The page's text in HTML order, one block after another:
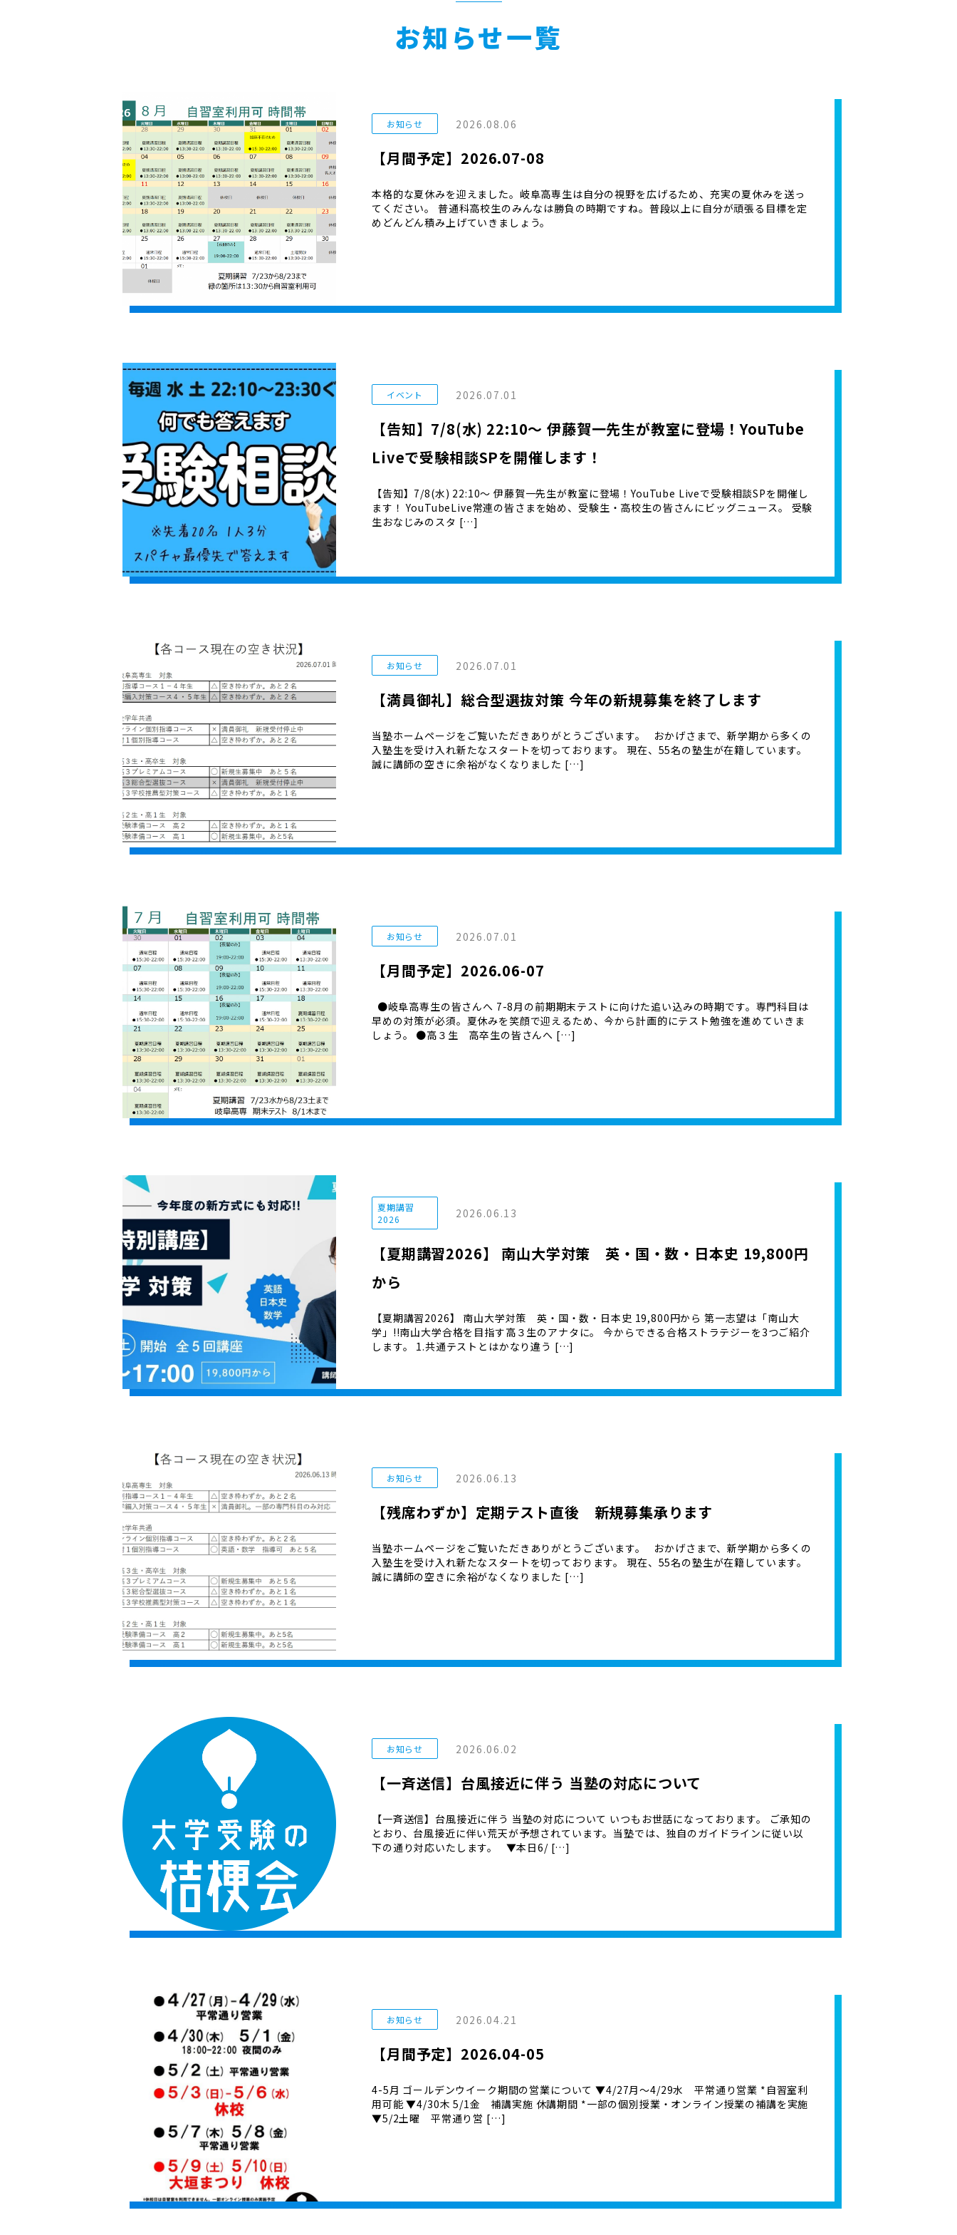
お知らせ一覧
お知らせ 2026.08.06
【月間予定】2026.07-08
本格的な夏休みを迎えました。岐阜高専生は自分の視野を広げるため、充実の夏休みを送っ
てください。 普通科高校生のみんなは勝負の時期ですね。普段以上に自分が頑張る目標を定
めどんどん積み上げていきましょう。
イベント 2026.07.01
【告知】7/8(水) 22:10〜 伊藤賀一先生が教室に登場！YouTube
Liveで受験相談SPを開催します！
【告知】7/8(水) 22:10〜 伊藤賀一先生が教室に登場！YouTube Liveで受験相談SPを開催し
ます！ YouTubeLive常連の皆さまを始め、受験生・高校生の皆さんにビッグニュース。 受験
生おなじみのスタ […]
お知らせ 2026.07.01
【満員御礼】総合型選抜対策 今年の新規募集を終了します
当塾ホームページをご覧いただきありがとうございます。 おかげさまで、新学期から多くの
入塾生を受け入れ新たなスタートを切っております。 現在、55名の塾生が在籍しています。
誠に講師の空きに余裕がなくなりました […]
お知らせ 2026.07.01
【月間予定】2026.06-07
●岐阜高専生の皆さんへ 7-8月の前期期末テストに向けた追い込みの時期です。専門科目は
早めの対策が必須。夏休みを笑顔で迎えるため、今から計画的にテスト勉強を進めていきま
しょう。 ●高３生 高卒生の皆さんへ […]
夏期講習
2026
2026.06.13
【夏期講習2026】 南山大学対策 英・国・数・日本史 19,800円
から
【夏期講習2026】 南山大学対策 英・国・数・日本史 19,800円から 第一志望は「南山大
学」!!南山大学合格を目指す高３生のアナタに。 今からできる合格ストラテジーを3つご紹介
します。 1.共通テストとはかなり違う […]
お知らせ 2026.06.13
【残席わずか】定期テスト直後 新規募集承ります
当塾ホームページをご覧いただきありがとうございます。 おかげさまで、新学期から多くの
入塾生を受け入れ新たなスタートを切っております。 現在、55名の塾生が在籍しています。
誠に講師の空きに余裕がなくなりました […]
お知らせ 2026.06.02
【一斉送信】台風接近に伴う 当塾の対応について
【一斉送信】台風接近に伴う 当塾の対応について いつもお世話になっております。 ご承知の
とおり、台風接近に伴い荒天が予想されています。当塾では、独自のガイドラインに従い以
下の通り対応いたします。 ▼本日6/ […]
お知らせ 2026.04.21
【月間予定】2026.04-05
4-5月 ゴールデンウイーク期間の営業について ▼4/27月～4/29水 平常通り営業 *自習室利
用可能 ▼4/30木 5/1金 補講実施 休講期間 *一部の個別授業・オンライン授業の補講を実施
▼5/2土曜 平常通り営 […]